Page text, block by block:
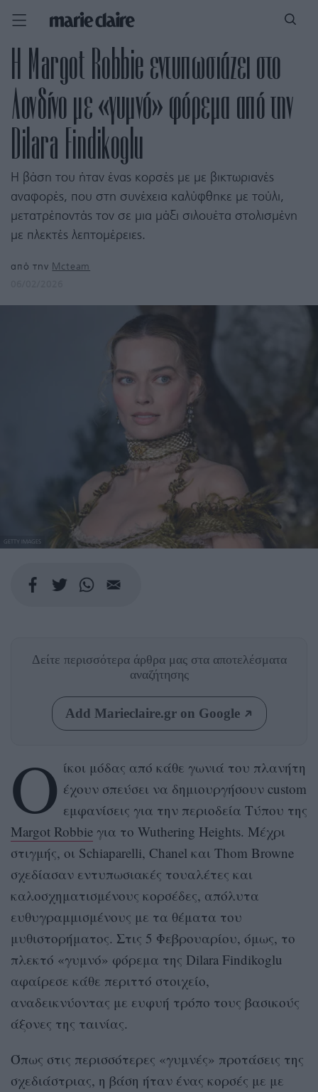
Η Margot Robbie εντυπωσιάζει στο
Λονδίνο με «γυμνό» φόρεμα από την
Dilara Findikoglu
H βάση του ήταν ένας κορσές με με βικτωριανές
αναφορές, που στη συνέχεια καλύφθηκε με τούλι,
μετατρέποντάς τον σε μια μάξι σιλουέτα στολισμένη
με πλεκτές λεπτομέρειες.
από την Mcteam
GETTY IMAGES
Δείτε περισσότερα άρθρα μας στα αποτελέσματα
αναζήτησης
Add Marieclaire.gr on Google
Ο ίκοι μόδας από κάθε γωνιά του πλανήτη
έχουν σπεύσει να δημιουργήσουν custom
εμφανίσεις για την περιοδεία Τύπου της
Μargot Robbie για το Wuthering Heights. Μέχρι
στιγμής, οι Schiaparelli, Chanel και Thom Browne
σχεδίασαν εντυπωσιακές τουαλέτες και
καλοσχηματισμένους κορσέδες, απόλυτα
ευθυγραμμισμένους με τα θέματα του
μυθιστορήματος. Στις 5 Φεβρουαρίου, όμως, το
πλεκτό «γυμνό» φόρεμα της Dilara Findikoglu
αφαίρεσε κάθε περιττό στοιχείο,
αναδεικνύοντας με ευφυή τρόπο τους βασικούς
άξονες της ταινίας.
Όπως στις περισσότερες «γυμνές» προτάσεις της
σχεδιάστριας, η βάση ήταν ένας κορσές με με